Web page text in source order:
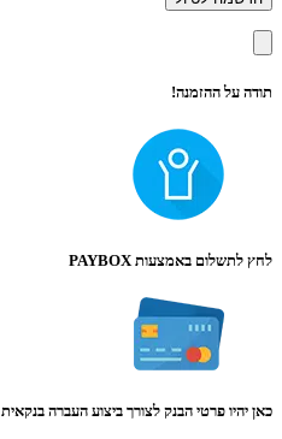
תודה על ההזמנה!
לחץ לתשלום באמצעות PAYBOX
כאן יהיו פרטי הבנק לצורך ביצוע העברה בנקאית